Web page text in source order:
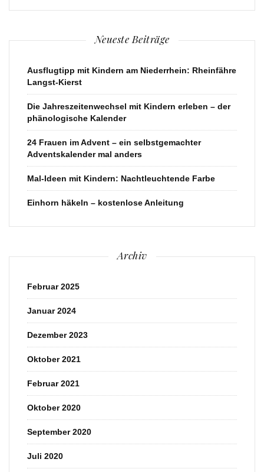
Neueste Beiträge
Ausflugtipp mit Kindern am Niederrhein: Rheinfähre
Langst-Kierst
Die Jahreszeitenwechsel mit Kindern erleben – der
phänologische Kalender
24 Frauen im Advent – ein selbstgemachter
Adventskalender mal anders
Mal-Ideen mit Kindern: Nachtleuchtende Farbe
Einhorn häkeln – kostenlose Anleitung
Archiv
Februar 2025
Januar 2024
Dezember 2023
Oktober 2021
Februar 2021
Oktober 2020
September 2020
Juli 2020